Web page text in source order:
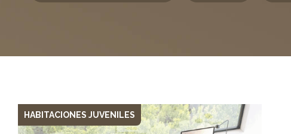
HABITACIONES JUVENILES